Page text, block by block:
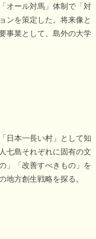
オール対馬」体制で「対
ンを策定した。将来像と
事業として、島外の大学
日本一長い村」として知
七島それぞれに固有の文
」「改善すべきもの」を
地方創生戦略を探る。